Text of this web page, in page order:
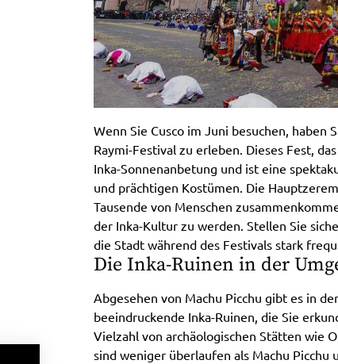
Wenn Sie Cusco im Juni besuchen, haben
Raymi-Festival zu erleben. Dieses Fest,
Inka-Sonnenanbetung und ist eine
und prächtigen Kostümen. Die
Tausende von Menschen
der Inka-Kultur zu werden. Stellen Sie
die Stadt während des Festivals stark
Die Inka-Ruinen in der
Abgesehen von Machu Picchu gibt es in
beeindruckende Inka-Ruinen, die Sie
Vielzahl von archäologischen Stätten wie
sind weniger überlaufen als Machu